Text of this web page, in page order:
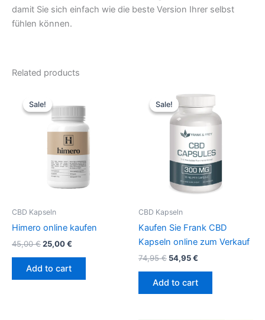
damit Sie sich einfach wie die beste Version Ihrer selbst
fühlen können.
Related products
Sale!
Sale!
CBD Kapseln
Himero online kaufen
45,00€
price
was:
45,00 €.
25,00€
25,00 €.
Add to cart
Sale!
Sale!
CBD Kapseln
Kaufen Sie Frank CBD
Kapseln online zum Verkauf
74,95€
price
was:
74,95 €.
54,95€
is:
54,95 €.
Add to cart